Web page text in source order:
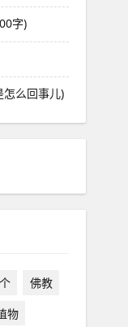
字)
么回事儿)
佛教
物